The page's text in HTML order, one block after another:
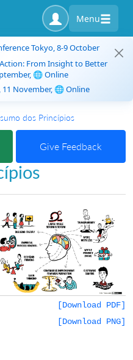
Menu
Tokyo, 8-9 October
From Insight to Better
🌐 Online
11 November, 🌐 Online
dos Princípios
Give Feedback
[Download PDF]
[Download PNG]